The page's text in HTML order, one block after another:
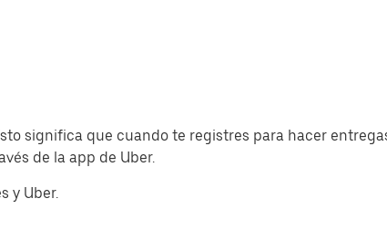
significa que cuando te registres para hacer
de la app de Uber.
y Uber.